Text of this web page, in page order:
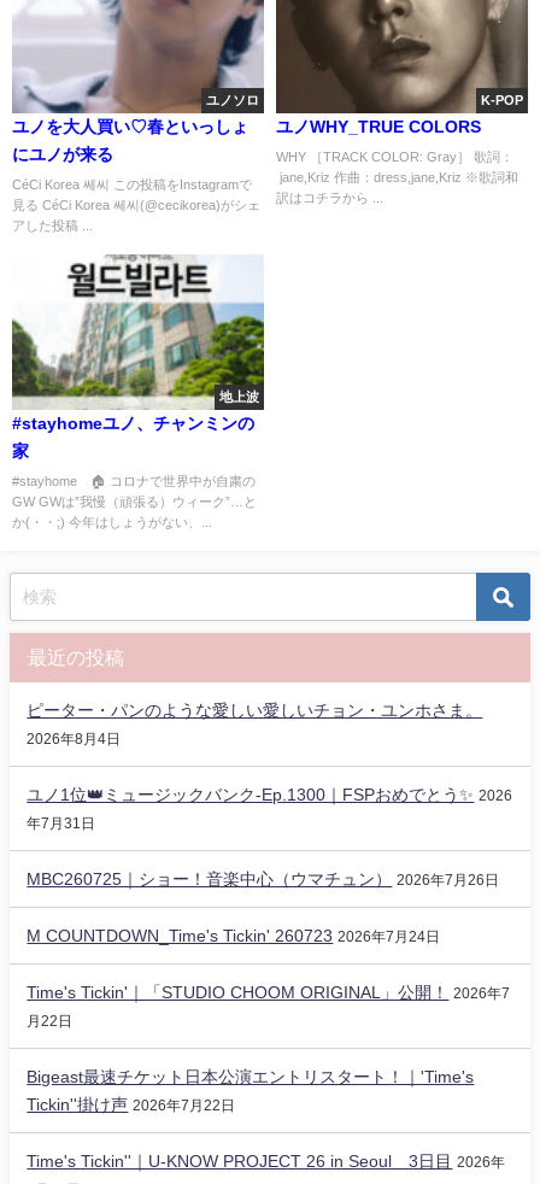
ユノソロ
ユノを大人買い♡春といっしょ
にユノが来る
CéCi Korea 쎄씨 この投稿をInstagramで
見る CéCi Korea 쎄씨(@cecikorea)がシェ
アした投稿 ...
K-POP
ユノWHY_TRUE COLORS
WHY ［TRACK COLOR: Gray］ 歌詞：
jane,Kriz 作曲：dress,jane,Kriz ※歌詞和
訳はコチラから ...
地上波
#stayhomeユノ、チャンミンの
家
#stayhome 🏠 コロナで世界中が自粛の
GW GWは”我慢（頑張る）ウィーク”…と
か(・・;) 今年はしょうがない、...
最近の投稿
ピーター・パンのような愛しい愛しいチョン・ユンホさま。
2026年8月4日
ユノ1位👑ミュージックバンク-Ep.1300｜FSPおめでとう✨️ 2026
年7月31日
MBC260725｜ショー！音楽中心（ウマチュン） 2026年7月26日
M COUNTDOWN_Time's Tickin' 260723 2026年7月24日
Time's Tickin'｜「STUDIO CHOOM ORIGINAL」公開！
2026年7
月22日
Bigeast最速チケット日本公演エントリスタート！｜'Time's
Tickin''掛け声 2026年7月22日
Time's Tickin''｜U-KNOW PROJECT 26 in Seoul 3日目
2026年